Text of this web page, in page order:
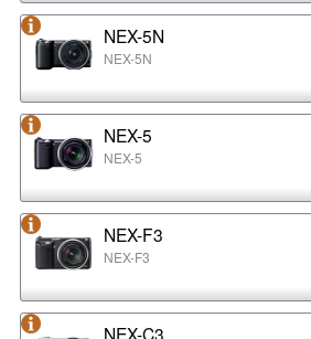
NEX-5N
NEX-5N
NEX-5
NEX-5
NEX-F3
NEX-F3
NEX-C3